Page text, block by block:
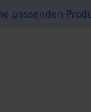
passenden